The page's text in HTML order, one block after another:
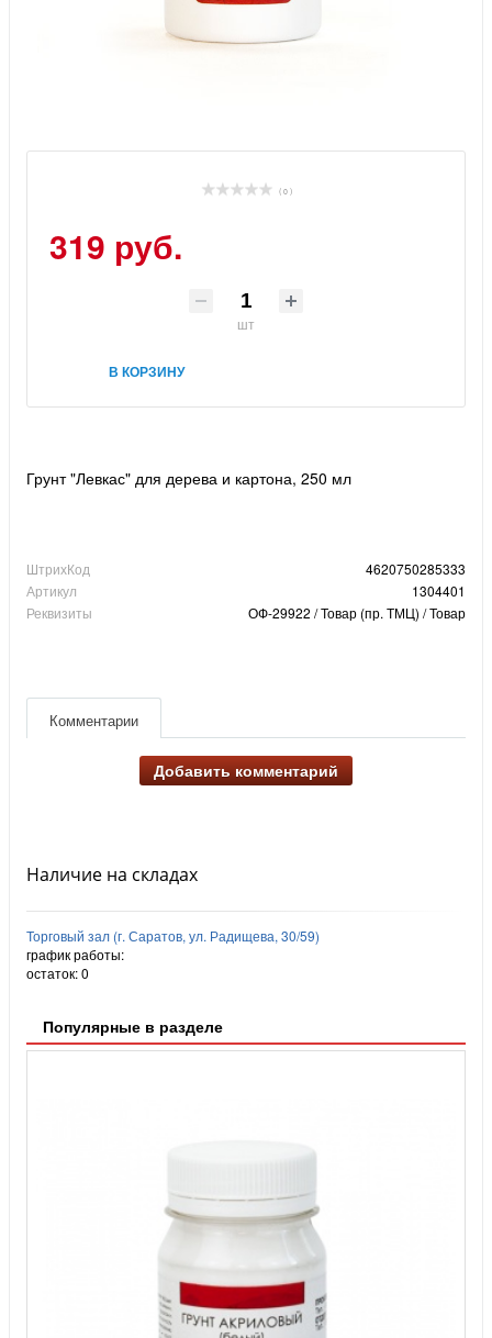
( 0 )
319 руб.
шт
В КОРЗИНУ
Грунт "Левкас" для дерева и картона, 250 мл
ШтрихКод
4620750285333
Артикул
1304401
Реквизиты
ОФ-29922 / Товар (пр. ТМЦ) / Товар
Комментарии
Добавить комментарий
Наличие на складах
Торговый зал (г. Саратов, ул. Радищева, 30/59)
график работы:
остаток:0
Популярные в разделе